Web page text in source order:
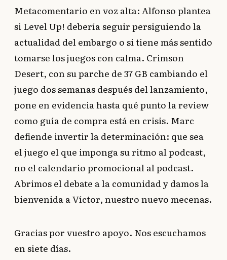
Metacomentario en voz alta: Alfonso plantea
si Level Up! debería seguir persiguiendo la
actualidad del embargo o si tiene más sentido
tomarse los juegos con calma. Crimson
Desert, con su parche de 37 GB cambiando el
juego dos semanas después del lanzamiento,
pone en evidencia hasta qué punto la review
como guía de compra está en crisis. Marc
defiende invertir la determinación: que sea
el juego el que imponga su ritmo al podcast,
no el calendario promocional al podcast.
Abrimos el debate a la comunidad y damos la
bienvenida a Víctor, nuestro nuevo mecenas.
Gracias por vuestro apoyo. Nos escuchamos
en siete días.